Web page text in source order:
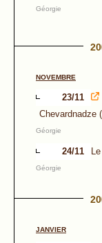
Géorgie
NOVEMBRE
23/11
Chevardnadze
Géorgie
24/11
Géorgie
JANVIER